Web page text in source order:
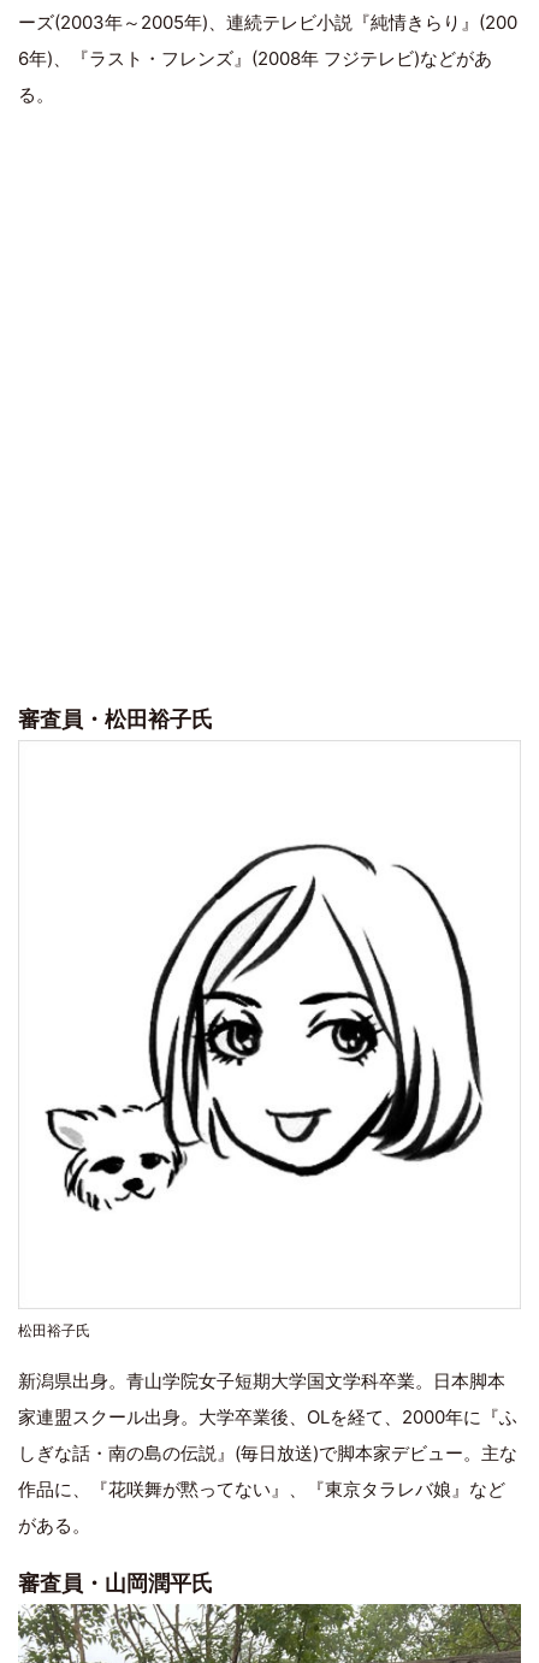
ーズ(2003年～2005年)、連続テレビ小説『純情きらり』(200
6年)、『ラスト・フレンズ』(2008年 フジテレビ)などがあ
る。
審査員・松田裕子氏
松田裕子氏
新潟県出身。青山学院女子短期大学国文学科卒業。日本脚本
家連盟スクール出身。大学卒業後、OLを経て、2000年に『ふ
しぎな話・南の島の伝説』(毎日放送)で脚本家デビュー。主な
作品に、『花咲舞が黙ってない』、『東京タラレバ娘』など
がある。
審査員・山岡潤平氏